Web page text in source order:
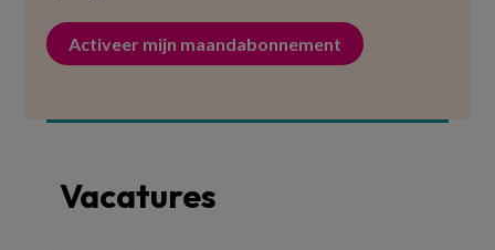
Activeer mijn maandabonnement
Vacatures